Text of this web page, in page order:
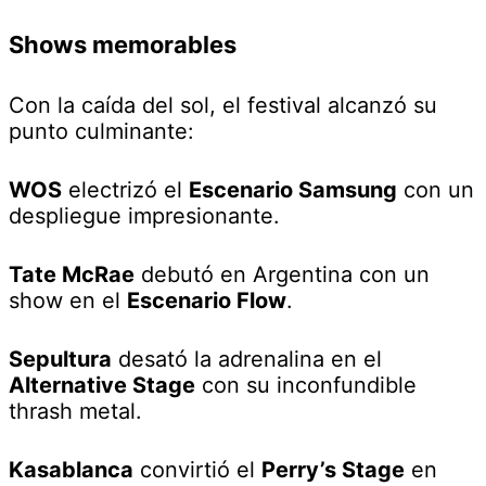
Shows memorables
Con la caída del sol, el festival alcanzó su
punto culminante:
WOS electrizó el Escenario Samsung con un
despliegue impresionante.
Tate McRae debutó en Argentina con un
show en el Escenario Flow.
Sepultura desató la adrenalina en el
Alternative Stage con su inconfundible
thrash metal.
Kasablanca convirtió el Perry’s Stage en